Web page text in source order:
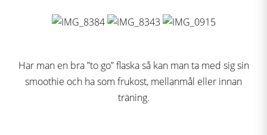
Har man en bra ”to go” flaska så kan man ta med sig sin
smoothie och ha som frukost, mellanmål eller innan
träning.